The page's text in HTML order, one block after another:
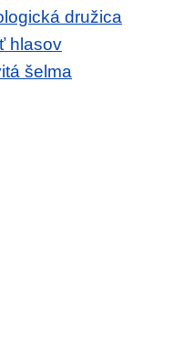
družica
hlasov
šelma